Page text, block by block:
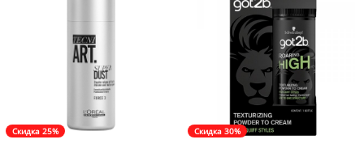
Скидка 25% Скидка 30%